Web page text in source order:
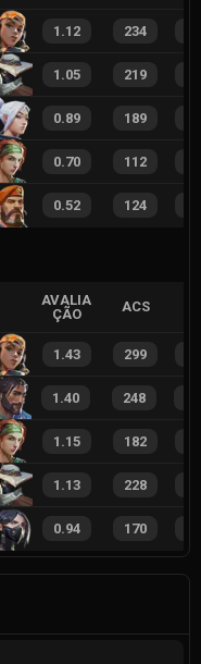
1.12 234
1.05 219
0.89 189
0.70 112
0.52 124
AVALIA
ÇÃO
ACS
1.43 299
1.40 248
1.15 182
1.13 228
0.94 170